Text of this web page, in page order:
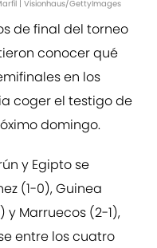
| Visionhaus/GettyImages
de final del torneo
conocer qué
en los
coger el testigo de
domingo.
y Egipto se
(1-0), Guinea
y Marruecos (2-1),
entre los cuatro